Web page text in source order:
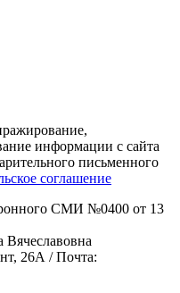
информации с сайта
письменного
соглашение
СМИ №0400 от 13
Вячеславовна
26А / Почта: